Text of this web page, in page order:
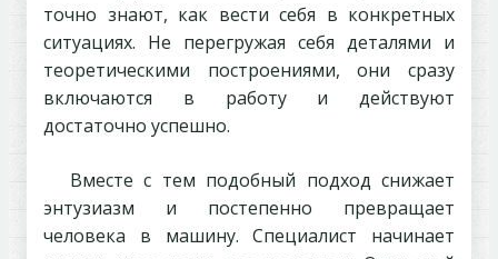
точно знают, как вести себя в конкретных
ситуациях. Не перегружая себя деталями и
теоретическими построениями, они сразу
включаются в работу и действуют
достаточно успешно.
Вместе с тем подобный подход снижает
энтузиазм и постепенно превращает
человека в машину. Специалист начинает